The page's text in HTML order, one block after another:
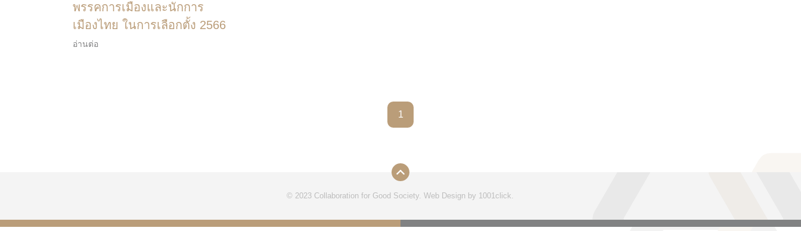
พรรคการเมืองและนักการ
เมืองไทย ในการเลือกตั้ง 2566
อ่านต่อ
1
© 2023 Collaboration for Good Society.Web Design by 1001click.